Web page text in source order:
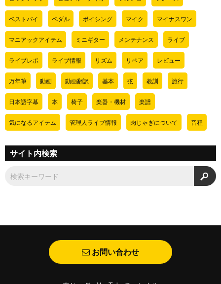
ベストバイ ペダル ボイシング マイク マイナスワン
マニアックアイテム ミニギター メンテナンス ライブ
ライブレポ ライブ情報 リズム リペア レビュー
万年筆 動画 動画翻訳 基本 弦 教訓 旅行
日本語字幕 本 椅子 楽器・機材 楽譜
気になるアイテム 管理人ライブ情報 肉じゃぎについて 音程
サイト内検索
検
お問い合わせ